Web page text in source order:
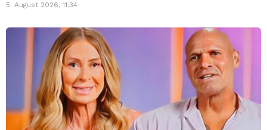
5. August 2026, 11:34